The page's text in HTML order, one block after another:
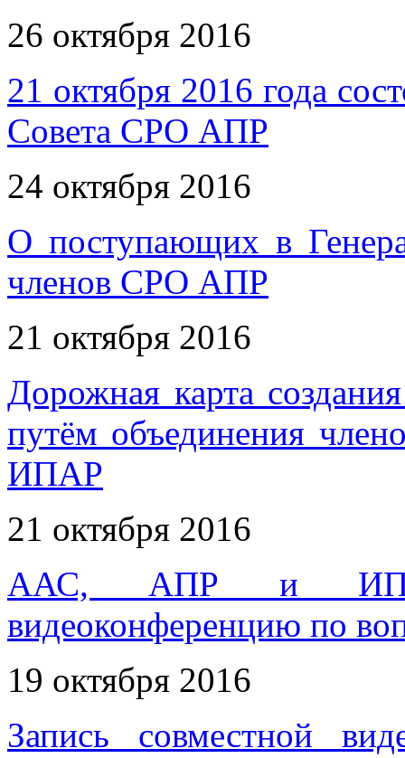
26 октября 2016
21 октября 2016 года
Совета СРО АПР
24 октября 2016
О поступающих в
членов СРО АПР
21 октября 2016
Дорожная карта
путём объединения
ИПАР
21 октября 2016
ААС, АПР и ИПАР
видеоконференцию по
19 октября 2016
Запись совместной